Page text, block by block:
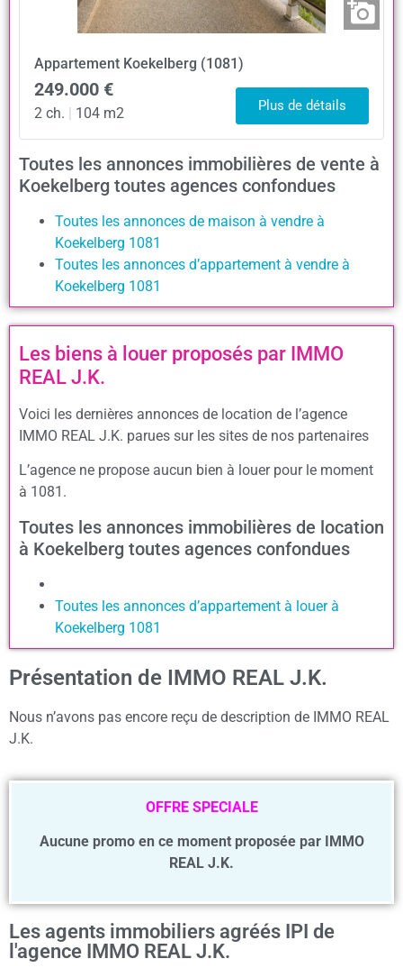
Appartement Koekelberg (1081)
249.000 €
2 ch. 104 m2 Plus de détails
Toutes les annonces immobilières de vente à
Koekelberg toutes agences confondues
Toutes les annonces de maison à vendre à
Koekelberg 1081
Toutes les annonces d’appartement à vendre à
Koekelberg 1081
Les biens à louer proposés par IMMO
REAL J.K.
Voici les dernières annonces de location de l’agence
IMMO REAL J.K. parues sur les sites de nos partenaires
L’agence ne propose aucun bien à louer pour le moment
à 1081.
Toutes les annonces immobilières de location
à Koekelberg toutes agences confondues
Toutes les annonces d’appartement à louer à
Koekelberg 1081
Présentation de IMMO REAL J.K.
Nous n’avons pas encore reçu de description de IMMO REAL
J.K.
OFFRE SPECIALE
Aucune promo en ce moment proposée par IMMO
REAL J.K.
Les agents immobiliers agréés IPI de
l'agence IMMO REAL J.K.